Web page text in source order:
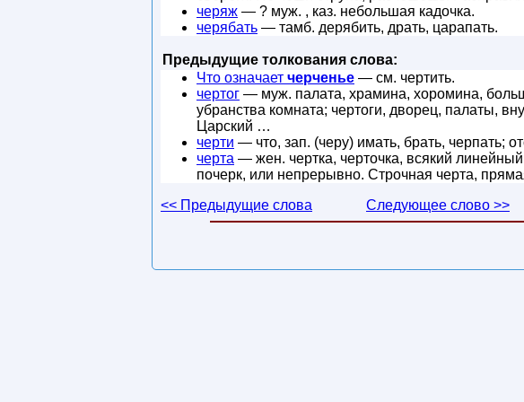
черяж — ? муж. , каз. небольшая кадочка.
черябать — тамб. дерябить, драть, царапать.
Предыдущие толкования слова:
Что означает черченье — см. чертить.
чертог — муж. палата, храмина, хоромина,
убранства комната; чертоги, дворец, палаты,
Царский …
черти — что, зап. (черу) имать, брать, черпать;
черта — жен. чертка, черточка, всякий
почерк, или непрерывно. Строчная черта,
<< Предыдущие слова
Следующее слово >>